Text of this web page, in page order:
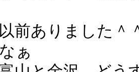
前ありました＾
ぁ